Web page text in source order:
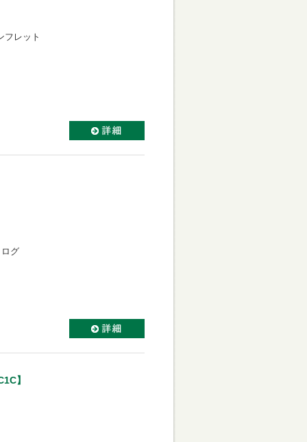
フレット
グ
】